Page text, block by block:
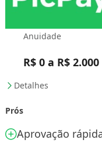
Anuidade
R$ 0 a R$ 2.000
Detalhes
Prós
Aprovação